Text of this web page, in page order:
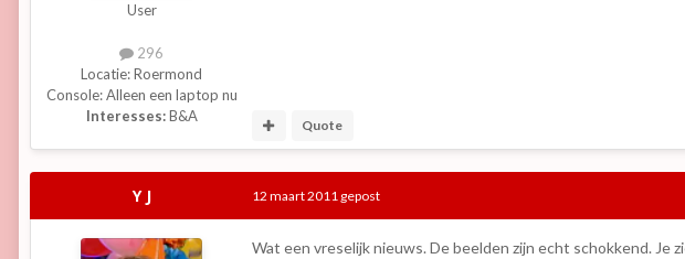
User
296
Locatie:Roermond
Console:Alleen een laptop nu
Interesses:B&A Quote
Y J 12 maart 2011 gepost
Wat een vreselijk nieuws. De beelden zijn echt schokkend.